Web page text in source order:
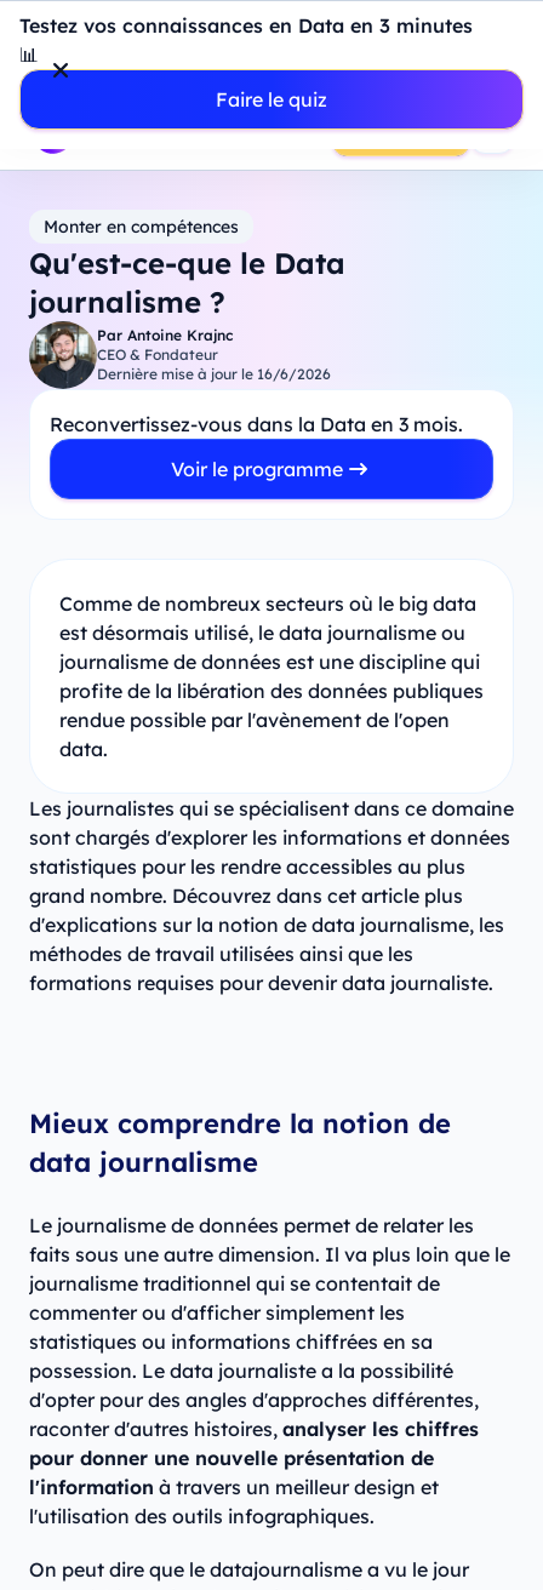
Introduction à Power BI : construisez votre premier
dashboard de A à Z
- Mardi 11
18h00
Professionnels
Étudiants Parents Entreprises
Prendre RDV
Testez vos connaissances en Data en 3 minutes
📊
Faire le quiz
Monter en compétences
Qu'est-ce-que le Data
journalisme ?
Par Antoine Krajnc
CEO & Fondateur
Dernière mise à jour le 16/6/2026
Reconvertissez-vous dans la Data en 3 mois.
Voir le programme
Comme de nombreux secteurs où le big data
est désormais utilisé, le data journalisme ou
journalisme de données est une discipline qui
profite de la libération des données publiques
rendue possible par l'avènement de l'open
data.
Les journalistes qui se spécialisent dans ce domaine
sont chargés d'explorer les informations et données
statistiques pour les rendre accessibles au plus
grand nombre. Découvrez dans cet article plus
d'explications sur la notion de data journalisme, les
méthodes de travail utilisées ainsi que les
formations requises pour devenir data journaliste.
Mieux comprendre la notion de
data journalisme
Le journalisme de données permet de relater les
faits sous une autre dimension. Il va plus loin que le
journalisme traditionnel qui se contentait de
commenter ou d'afficher simplement les
statistiques ou informations chiffrées en sa
possession. Le data journaliste a la possibilité
d'opter pour des angles d'approches différentes,
raconter d'autres histoires, analyser les chiffres
pour donner une nouvelle présentation de
l'information à travers un meilleur design et
l'utilisation des outils infographiques.
On peut dire que le datajournalisme a vu le jour